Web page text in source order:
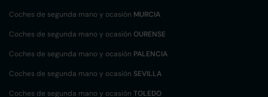
Coches de segunda mano y ocasión MURCIA
Coches de segunda mano y ocasión OURENSE
Coches de segunda mano y ocasión PALENCIA
Coches de segunda mano y ocasión SEVILLA
Coches de segunda mano y ocasión TOLEDO